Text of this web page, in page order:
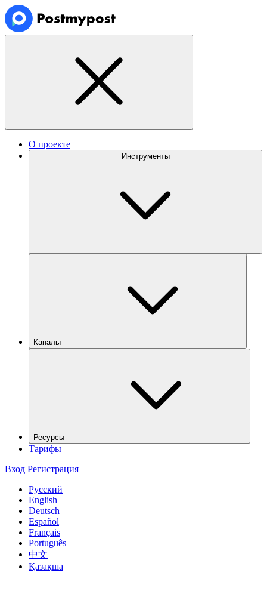
О проекте
Инструменты
Каналы
Ресурсы
Тарифы
Вход Регистрация
Русский
English
Deutsch
Español
Français
Português
中文
Қазақша